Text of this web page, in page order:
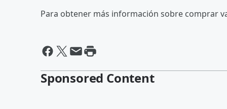
Para obtener más información sobre comprar
Sponsored Content